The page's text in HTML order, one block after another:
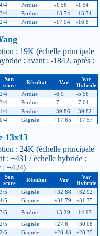
4/4 Perdue -1.56
-1.54
3/4 Perdue -13.74
-13.74
2/4 Perdue -17.04 -16.8
: 19K (échelle principale
: avant : -1842, après :
Son
score
Résultat Var
Var
Hybride
2/4 Perdue -6.9
-5.56
3/4 Perdue -7
-7.04
1/4 Perdue -39.86
-39.82
0/4 Gagnée +17.65 +17.57
13x13
: 24K (échelle principale
: +431 / échelle hybride :
: +424)
Son
score
Résultat Var
Var
Hybride
3/5 Gagnée +32.88
+32.92
4/5 Gagnée +31.79
+31.75
3/5 Perdue -15.29
-14.97
2/5 Gagnée +27.6
+30.08
2/5 Gagnée +28.43 +28.35